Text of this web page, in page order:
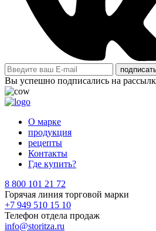
Вы успешно подписались на
О марке
продукция
рецепты
Контакты
Где купить?
8 800 101 21 72
Горячая линия торговой марки
+7 949 510 15 10
Телефон отдела продаж
info@storitza.ru